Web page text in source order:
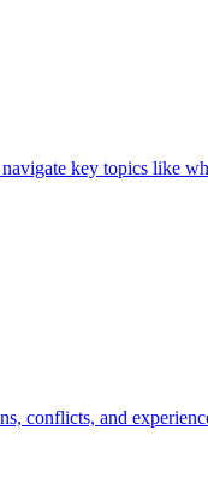
key topics like
conflicts, and